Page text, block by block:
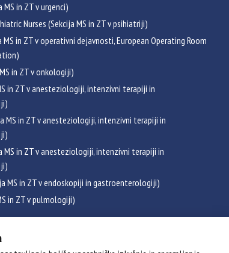
MS in ZT v urgenci)
Nurses (Sekcija MS in ZT v psihiatriji)
MS in ZT v operativni dejavnosti, European Operating Room
in ZT v onkologiji)
in ZT v anesteziologiji, intenzivni terapiji in
MS in ZT v anesteziologiji, intenzivni terapiji in
MS in ZT v anesteziologiji, intenzivni terapiji in
MS in ZT v endoskopiji in gastroenterologiji)
in ZT v pulmologiji)